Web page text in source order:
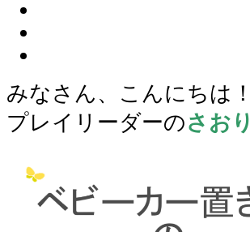
みなさん、こんにちは！
プレイリーダーのさおり